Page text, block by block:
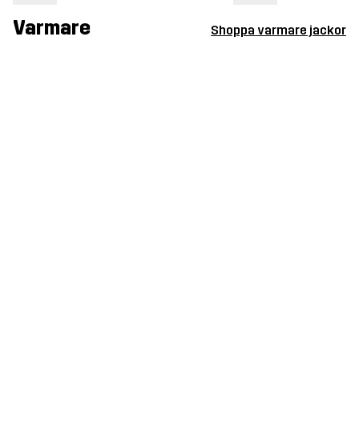
Varmare Shoppa varmare jackor